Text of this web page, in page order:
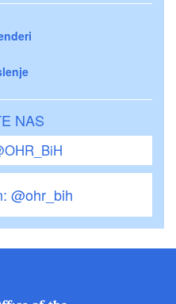
NAS
@ohr_bih